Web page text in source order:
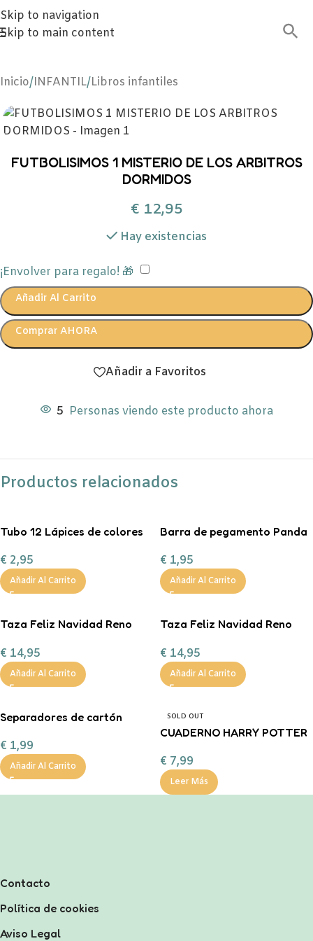
Skip to navigation
Skip to main content
Inicio/INFANTIL/Libros infantiles
FUTBOLISIMOS 1 MISTERIO DE LOS ARBITROS
DORMIDOS
€12,95
Hay existencias
¡Envolver para regalo! 🎁
Añadir Al Carrito
Comprar AHORA
Añadir a Favoritos
5 Personas viendo este producto ahora
Productos relacionados
Tubo 12 Lápices de colores
€ 2,95
Añadir Al Carrito
Barra de pegamento Panda
€ 1,95
Añadir Al Carrito
Taza Feliz Navidad Reno
personalizable con
chocolate a la taza, nub
€ 14,95
Añadir Al Carrito
Taza Feliz Navidad Reno
chocolate a la taza, nubes y
bas
€ 14,95
Añadir Al Carrito
Separadores de cartón
€ 1,99
Añadir Al Carrito
SOLD OUT
CUADERNO HARRY POTTER
€ 7,99
Leer Más
Contacto
Política de cookies
Aviso Legal